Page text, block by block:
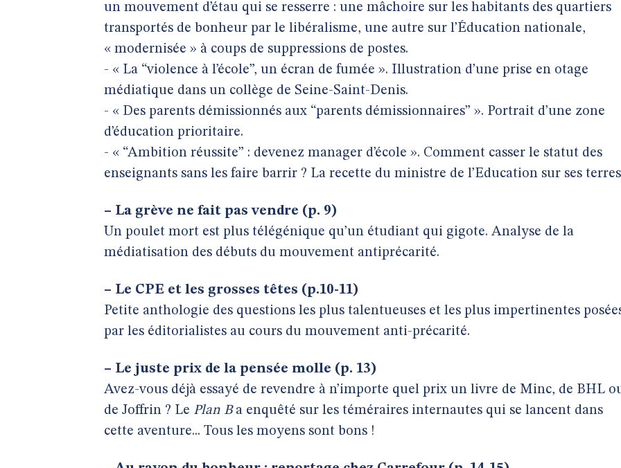
un mouvement d’étau qui se resserre : une mâchoire sur les habitants des quartiers
transportés de bonheur par le libéralisme, une autre sur l’Éducation nationale,
« modernisée » à coups de suppressions de postes.
- « La “violence à l’école”, un écran de fumée ». Illustration d’une prise en otage
médiatique dans un collège de Seine-Saint-Denis.
- « Des parents démissionnés aux “parents démissionnaires” ». Portrait d’une zone
d’éducation prioritaire.
- « “Ambition réussite” : devenez manager d’école ». Comment casser le statut des
enseignants sans les faire barrir ? La recette du ministre de l’Education sur ses
– La grève ne fait pas vendre (p. 9)
Un poulet mort est plus télégénique qu’un étudiant qui gigote. Analyse de la
médiatisation des débuts du mouvement antiprécarité.
– Le CPE et les grosses têtes (p.10-11)
Petite anthologie des questions les plus talentueuses et les plus impertinentes
par les éditorialistes au cours du mouvement anti-précarité.
– Le juste prix de la pensée molle (p. 13)
Avez-vous déjà essayé de revendre à n’importe quel prix un livre de Minc, de BHL
de Joffrin ? Le Plan Ba enquêté sur les téméraires internautes qui se lancent dans
cette aventure... Tous les moyens sont bons !